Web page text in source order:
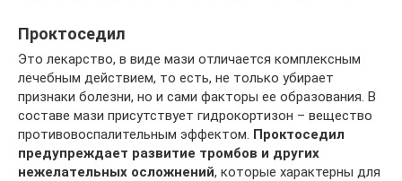
Проктоседил
Это лекарство, в виде мази отличается комплексным
лечебным действием, то есть, не только убирает
признаки болезни, но и сами факторы ее образования. В
составе мази присутствует гидрокортизон – вещество
противовоспалительным эффектом. Проктоседил
предупреждает развитие тромбов и других
нежелательных осложнений, которые характерны для